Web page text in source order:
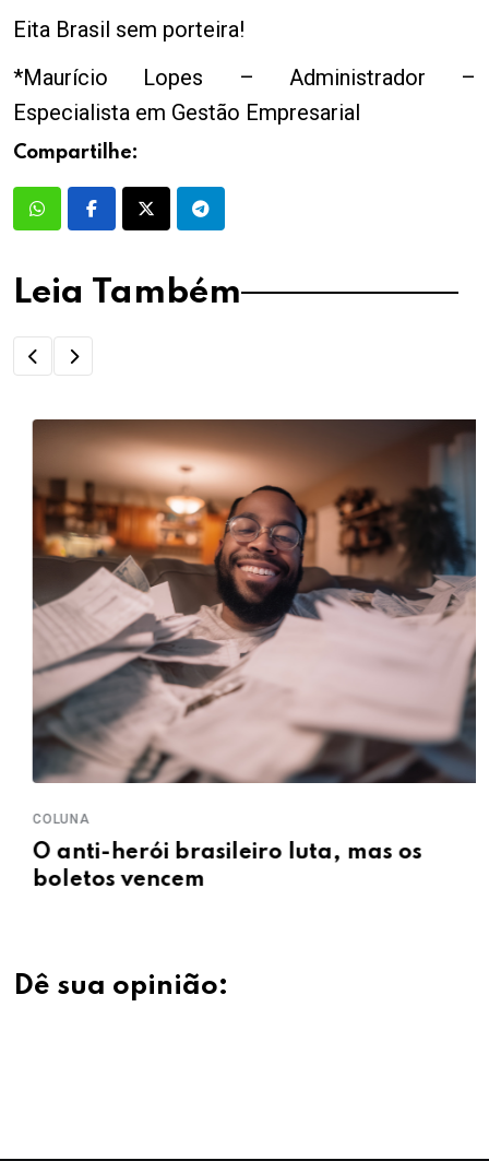
Eita Brasil sem porteira!
*Maurício Lopes – Administrador –
Especialista em Gestão Empresarial
Compartilhe:
Leia Também
COLUNA
O anti-herói brasileiro luta, mas os
boletos vencem
Dê sua opinião: